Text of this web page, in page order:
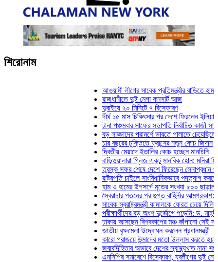
শিরোনাম
আওয়ামী লীগের সাবেক প্রতিমন্ত্রীর বাড়িতে হামলা,
রাজধানীতে দুই মেগা কনসার্ট আজ
দুবাইয়ে ২০ মিনিটে ৭ বিস্ফোরণ
দীর্ঘ ১৫ মাস চিকিৎসার পর দেশে ফিরলেন ইলিয়াস
টানা পঞ্চমবার সাফের সভাপতি নির্বাচিত কাজী
বড় সাজ্জাদের পরামর্শে ভারতে পালাতে চেয়েছিলেন
চার বছরের চুক্তিতে ফ্রান্সের নতুন কোচ জিদান
দ্বিতীয় মেয়াদে ইতালির কোচ হচ্ছেন মানচিনি
বাড়িওয়ালারা প্লিজ একটু মানবিক হোন: মনিরা মিঠু
তুরস্ক সফর শেষে দেশে ফিরেছেন সেনাপ্রধান
রাষ্ট্রপতি চাইলে সাংবিধানিকভাবে পদত্যাগ করতে
হাম ও হামের উপসর্গে মৃতের সংখ্যা ৮০০ ছাড়াল
স্বৈরাচার পতনের পর গুপ্ত বাহিনীর আত্মপ্রকাশ:
সাবেক স্বরাষ্ট্রমন্ত্রী কামালকে ফেরত চেয়ে দিল্লিকে
পরীক্ষার্থীদের বড় অংশ দুর্ভোগে পড়েনি: ড. মাহ্‌দী
ঢাকায় আসছেন বিশ্বকাপের মঞ্চ কাঁপানো সেই সঞ্জয়
জাতীয় বৃক্ষমেলা উদ্বোধন করলেন প্রধানমন্ত্রী
কারো পরাজয়ে উন্মাদের মতো উল্লাস করতে হয় না:
জবাবদিহিতার অভাবে দেশের স্বাস্থ্যখাত নানা
এনসিপির সমাবেশে বিস্ফোরণ, যুবলীগের দুই